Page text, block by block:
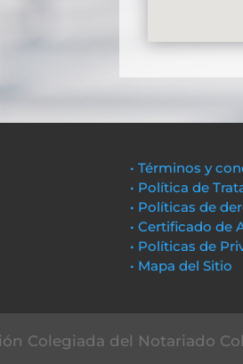
• Términos y
• Política de
• Políticas de
• Certificado de
• Políticas de
• Mapa del Sitio
Colegiada del Notariado